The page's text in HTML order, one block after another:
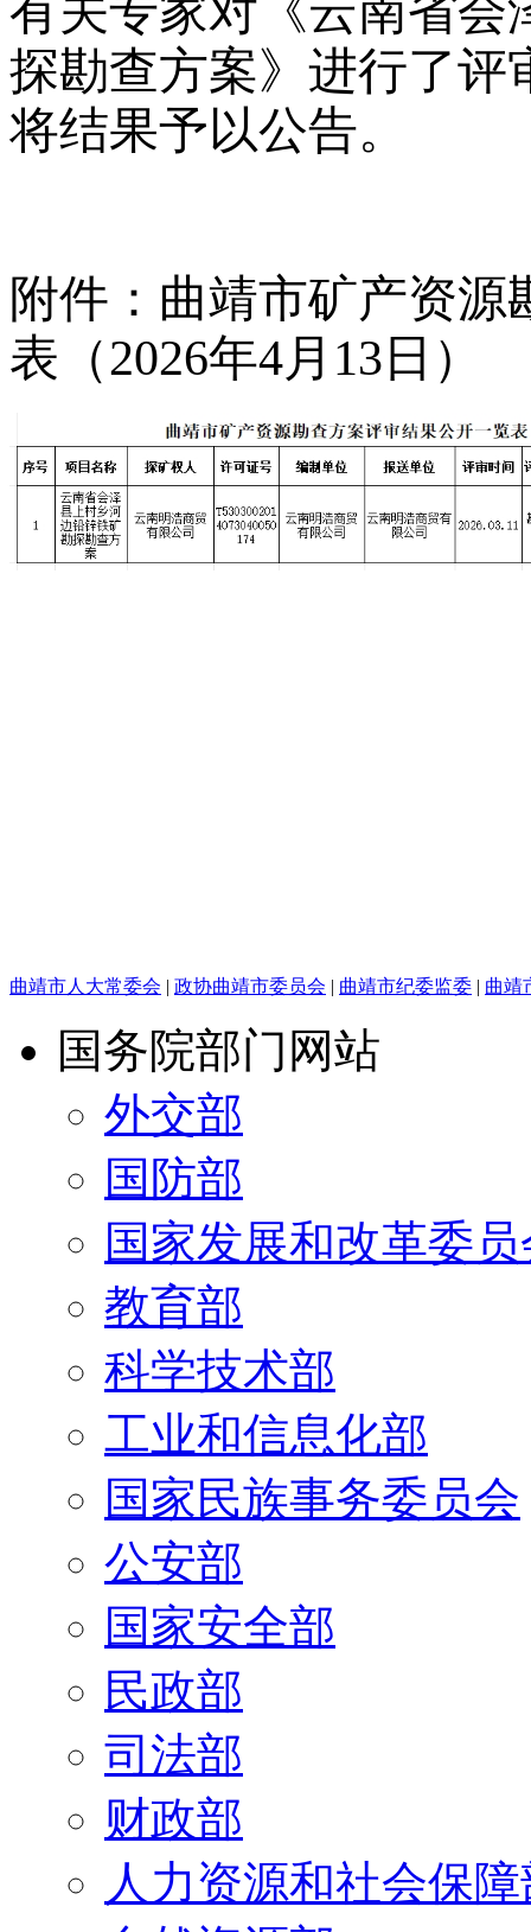
有关专家对《云南省会
探勘查方案》进行了评
将结果予以公告。
附件：曲靖市矿产资
表（2026年4月13日）
曲靖市人大常委会 | 政协曲靖市委员会 | 曲靖市纪委监委 | 曲靖
国务院部门网站
外交部
国防部
国家发展和改革委
教育部
科学技术部
工业和信息化部
国家民族事务委员会
公安部
国家安全部
民政部
司法部
财政部
人力资源和社会保